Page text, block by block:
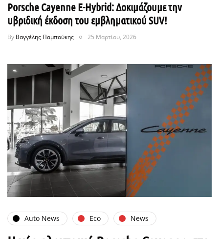
Porsche Cayenne E-Hybrid: Δοκιμάζουμε την
υβριδική έκδοση του εμβληματικού SUV!
By Βαγγέλης Παμπούκης 25 Μαρτίου, 2026
Auto News Eco News